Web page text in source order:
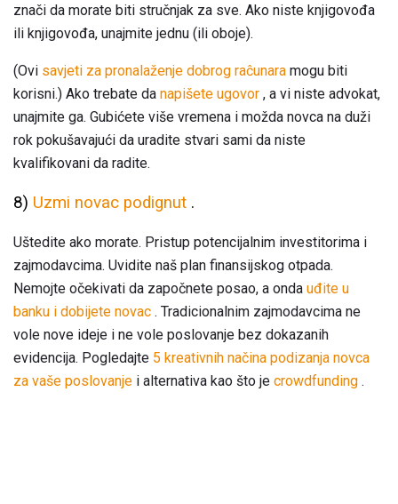
znači da morate biti stručnjak za sve. Ako niste knjigovođa
ili knjigovođa, unajmite jednu (ili oboje).
(Ovi savjeti za pronalaženje dobrog raĉunara mogu biti
korisni.) Ako trebate da napišete ugovor , a vi niste advokat,
unajmite ga. Gubićete više vremena i možda novca na duži
rok pokušavajući da uradite stvari sami da niste
kvalifikovani da radite.
8) Uzmi novac podignut .
Uštedite ako morate. Pristup potencijalnim investitorima i
zajmodavcima. Uvidite naš plan finansijskog otpada.
Nemojte očekivati ​​da započnete posao, a onda uđite u
banku i dobijete novac . Tradicionalnim zajmodavcima ne
vole nove ideje i ne vole poslovanje bez dokazanih
evidencija. Pogledajte 5 kreativnih načina podizanja novca
za vaše poslovanje i alternativa kao što je crowdfunding .